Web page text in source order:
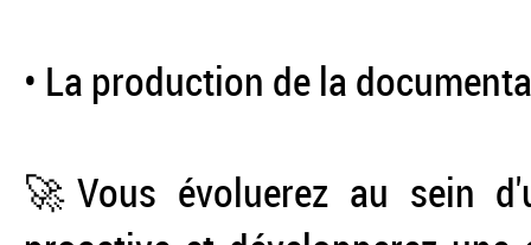
• La production de la
🚀Vous évoluerez au sein